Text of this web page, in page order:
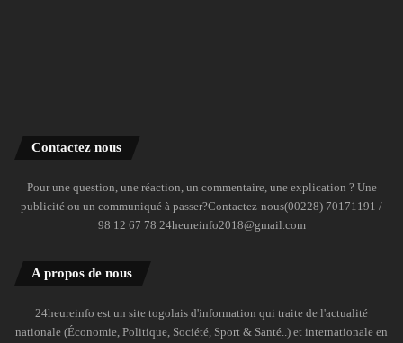
Contactez nous
Pour une question, une réaction, un commentaire, une explication ? Une
publicité ou un communiqué à passer?Contactez-nous(00228) 70171191 /
98 12 67 78 24heureinfo2018@gmail.com
A propos de nous
24heureinfo est un site togolais d'information qui traite de l'actualité
nationale (Économie, Politique, Société, Sport & Santé..) et internationale en